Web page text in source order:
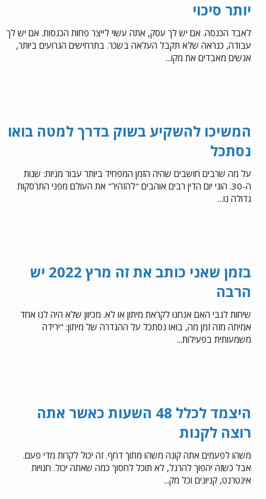
יותר סיכוי
לאבד הכנסה. אם יש לך עסק, אתה עשוי לייצר פחות הכנסות. אם יש לך
עבודה, כנראה שלא תקבל העלאה בשכר. בתרחישים הגרועים ביותר,
אנשים מאבדים את מקו...
המשיכו להשקיע בשוק בדרך למטה בואו
נסתכל
על מה שרבים חושבים שהיה הזמן המפחיד ביותר עבור מניות: שנות
ה-30. הוגי יום הדין רבים אוהבים "להזהיר" את העולם מפני התרסקות
גדולה נו...
בזמן שאני כותב את זה מרץ 2022 יש
הרבה
שיחות לגבי האם אנחנו לקראת מיתון או לא. מכיוון שלא היה לנו אחד
אמיתה מזה זמן מה, בואו נסתכל על ההגדרה של מיתון: "ירידה
משמעותית בפעילות...
היצמד לכלל 48 השעות כאשר אתה
רוצה לקנות
משהו לפעמים אתה קונה משהו מתוך דחף. זה יכול לקרות מדי פעם.
אבל כשזה יהפוך להרגל, לא תוכל לחסוך כמה שאתה יכול. חנויות
אינטרנט, קניונים וכל מק...